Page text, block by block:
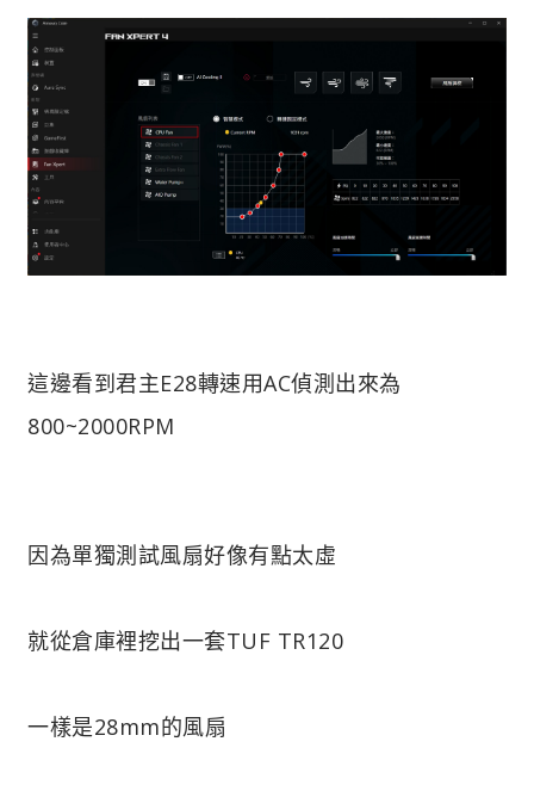
這邊看到君主E28轉速用AC偵測出來為
800~2000RPM
因為單獨測試風扇好像有點太虛
就從倉庫裡挖出一套TUF TR120
一樣是28mm的風扇